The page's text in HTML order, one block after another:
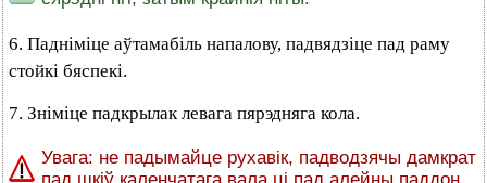
6. Падніміце аўтамабіль напалову, падвядзіце пад раму
стойкі бяспекі.
7. Зніміце падкрылак левага пярэдняга кола.
Увага: не падымайце рухавік, падводзячы дамкрат